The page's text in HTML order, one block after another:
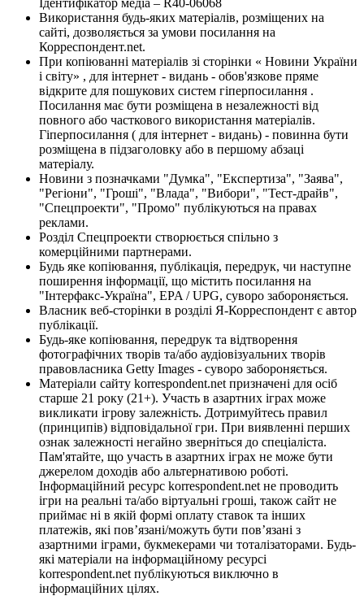
Використання будь-яких матеріалів, розміщених на
сайті, дозволяється за умови посилання на
Корреспондент.net.
При копіюванні матеріалів зі сторінки « Новини України
і світу» , для інтернет - видань - обов'язкове пряме
відкрите для пошукових систем гіперпосилання .
Посилання має бути розміщена в незалежності від
повного або часткового використання матеріалів.
Гіперпосилання ( для інтернет - видань) - повинна бути
розміщена в підзаголовку або в першому абзаці
матеріалу.
Новини з позначками "Думка", "Експертиза", "Заява",
"Регіони", "Гроші", "Влада", "Вибори", "Тест-драйв",
"Спецпроекти", "Промо" публікуються на правах
реклами.
Розділ Спецпроекти створюється спільно з
комерційними партнерами.
Будь яке копіювання, публікація, передрук, чи наступне
поширення інформації, що містить посилання на
"Інтерфакс-Україна", EPA / UPG, суворо забороняється.
Власник веб-сторінки в розділі Я-Корреспондент є автор
публікації.
Будь-яке копіювання, передрук та відтворення
фотографічних творів та/або аудіовізуальних творів
правовласника Getty Images - суворо забороняється.
Матеріали сайту korrespondent.net призначені для осіб
старше 21 року (21+). Участь в азартних іграх може
викликати ігрову залежність. Дотримуйтесь правил
(принципів) відповідальної гри. При виявленні перших
ознак залежності негайно зверніться до спеціаліста.
Пам'ятайте, що участь в азартних іграх не може бути
джерелом доходів або альтернативою роботі.
Інформаційний ресурс korrespondent.net не проводить
ігри на реальні та/або віртуальні гроші, також сайт не
приймає ні в якій формі оплату ставок та інших
платежів, які пов’язані/можуть бути пов’язані з
азартними іграми, букмекерами чи тоталізаторами. Будь-
які матеріали на інформаційному ресурсі
korrespondent.net публікуються виключно в
інформаційних цілях.